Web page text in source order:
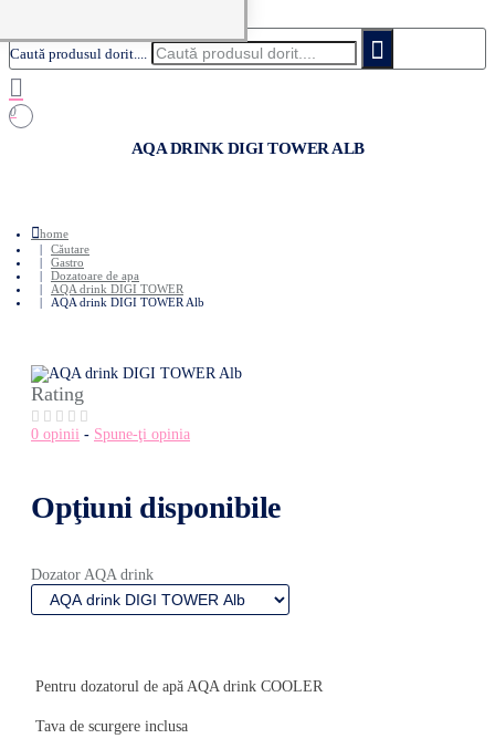
Caută produsul dorit....
0
AQA DRINK DIGI TOWER ALB
home
Căutare
Gastro
Dozatoare de apa
AQA drink DIGI TOWER
AQA drink DIGI TOWER Alb
Pentru dozatorul de apă AQA drink COOLER
Tava de scurgere inclusa
Rating
0 opinii - Spune-ţi opinia
Opţiuni disponibile
Dozator AQA drink